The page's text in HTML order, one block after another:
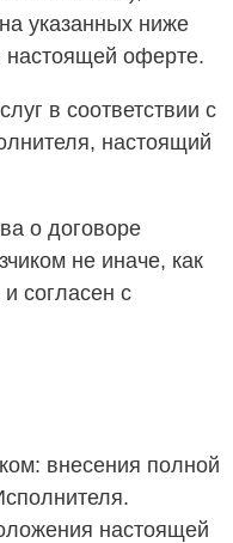
указанных ниже
настоящей оферте.
в соответствии с
настоящий
о договоре
не иначе, как
согласен с
внесения полной
настоящей